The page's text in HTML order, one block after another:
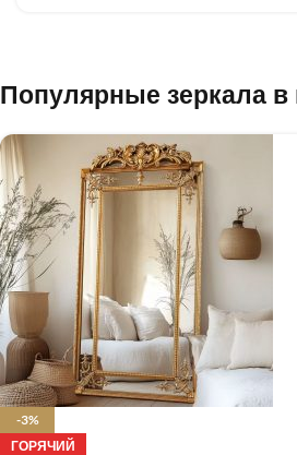
Популярные зеркала
-3%
ГОРЯЧИЙ